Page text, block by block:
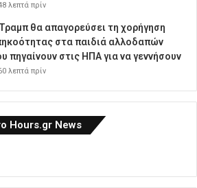
λεπτά πρίν
θα απαγορεύσει τη χορήγηση
στα παιδιά αλλοδαπών
πηγαίνουν στις ΗΠΑ για να γεννήσουν
λεπτά πρίν
Hours.gr News